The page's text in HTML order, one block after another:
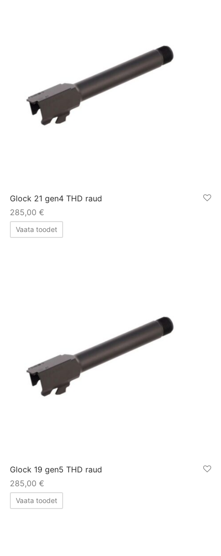
Glock 21 gen4 THD raud
285,00 €
Vaata toodet
Glock 19 gen5 THD raud
285,00 €
Vaata toodet